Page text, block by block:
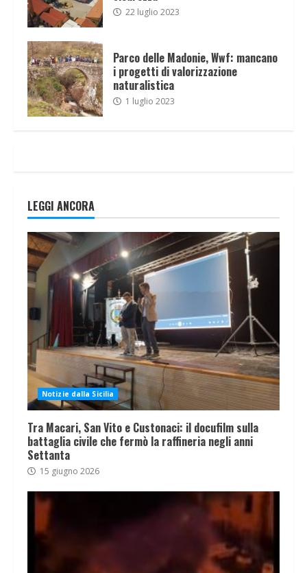
22 luglio 2023
Parco delle Madonie, Wwf: mancano
i progetti di valorizzazione
naturalistica
1 luglio 2023
LEGGI ANCORA
Notizie dalla Sicilia
Tra Macari, San Vito e Custonaci: il docufilm sulla
battaglia civile che fermò la raffineria negli anni
Settanta
15 giugno 2026